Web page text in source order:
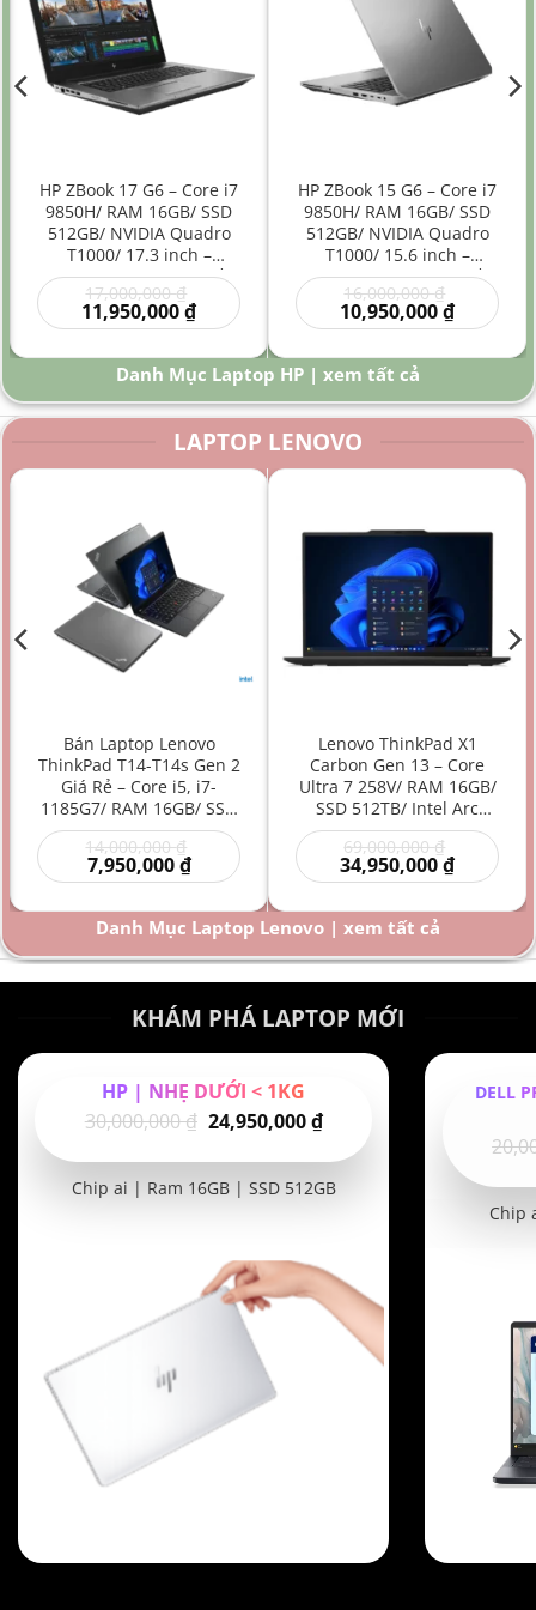
HP ZBook 17 G6 – Core i7
9850H/ RAM 16GB/ SSD
512GB/ NVIDIA Quadro
T1000/ 17.3 inch –
Laptop Workstation Đồ
Họa Kỹ Thuật Màn Hình
Lớn
17,000,000₫
gốc
là:
17,000,000 ₫.
11,950,000₫Giá
hiện
là:
11,950,000 ₫.
HP ZBook 15 G6 – Core i7
9850H/ RAM 16GB/ SSD
512GB/ NVIDIA Quadro
T1000/ 15.6 inch –
Laptop Workstation Đồ
Họa Kỹ Thuật Hiệu Năng
Cao
16,000,000₫
gốc
là:
10,950,000₫Giá
hiện
là:
₫.
Danh Mục Laptop HP | xem tất cả
LAPTOP LENOVO
Bán Laptop Lenovo
ThinkPad T14-T14s Gen 2
Giá Rẻ – Core i5, i7-
1185G7/ RAM 16GB/ SSD
512GB/ Intel Iris Xe
Graphics/ 14 inch –
Laptop doanh nhân/
Laptop bền bỉ/ Laptop
hiệu năng mạnh giá rẻ
14,000,000₫
gốc
là:
14,000,000 ₫.
7,950,000₫Giá
hiện
là:
7,950,000 ₫.
Lenovo ThinkPad X1
Carbon Gen 13 – Core
Ultra 7 258V/ RAM 16GB/
SSD 512TB/ Intel Arc
Graphics 140V/ 14 inch –
Laptop AI Doanh Nhân
Siêu Cao Cấp Mỏng Nhẹ
69,000,000₫
gốc
là:
34,950,000₫Giá
hiện
là:
₫.
Danh Mục Laptop Lenovo | xem tất cả
KHÁM PHÁ LAPTOP MỚI
HP | NHẸ DƯỚI < 1KG
30,000,000₫ Giá
là:
24,950,000₫Giá
hiện
tại
Chip ai | Ram 16GB | SSD 512GB
DELL
Chip